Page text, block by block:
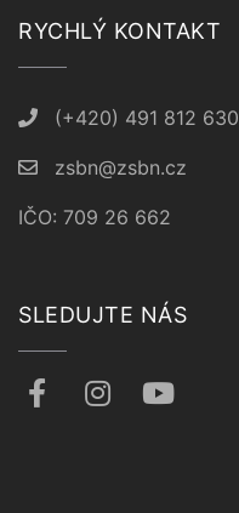
RYCHLÝ KONTAKT
(+420) 491 812 630
zsbn@zsbn.cz
IČO: 709 26 662
SLEDUJTE NÁS